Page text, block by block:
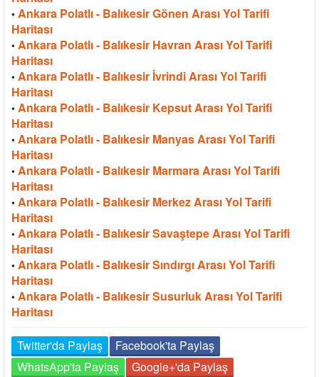
• Ankara Polatlı - Balıkesir Gönen Arası Yol Tarifi
Haritası
• Ankara Polatlı - Balıkesir Havran Arası Yol Tarifi
Haritası
• Ankara Polatlı - Balıkesir İvrindi Arası Yol Tarifi
Haritası
• Ankara Polatlı - Balıkesir Kepsut Arası Yol Tarifi
Haritası
• Ankara Polatlı - Balıkesir Manyas Arası Yol Tarifi
Haritası
• Ankara Polatlı - Balıkesir Marmara Arası Yol Tarifi
Haritası
• Ankara Polatlı - Balıkesir Merkez Arası Yol Tarifi
Haritası
• Ankara Polatlı - Balıkesir Savaştepe Arası Yol Tarifi
Haritası
• Ankara Polatlı - Balıkesir Sındırgı Arası Yol Tarifi
Haritası
• Ankara Polatlı - Balıkesir Susurluk Arası Yol Tarifi
Haritası
Twitter'da Paylaş
Facebook'ta Paylaş
WhatsApp'ta Paylaş
Google+'da Paylaş